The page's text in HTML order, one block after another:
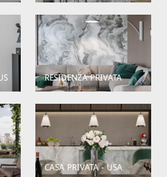
RESIDENZA PRIVATA
CASA PRIVATA - USA